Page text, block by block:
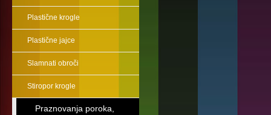
Plastične krogle
Plastične jajce
Slamnati obroči
Stiropor krogle
Praznovanja poroka,